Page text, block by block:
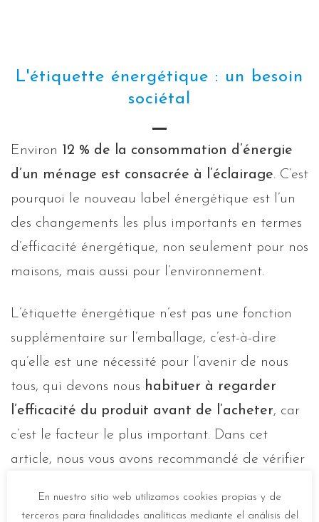
L'étiquette énergétique : un besoin
sociétal
Environ 12 % de la consommation d’énergie
d’un ménage est consacrée à l’éclairage. C’est
pourquoi le nouveau label énergétique est l’un
des changements les plus importants en termes
d’efficacité énergétique, non seulement pour nos
maisons, mais aussi pour l’environnement.
L’étiquette énergétique n’est pas une fonction
supplémentaire sur l’emballage, c’est-à-dire
qu’elle est une nécessité pour l’avenir de nous
tous, qui devons nous habituer à regarder
l’efficacité du produit avant de l’acheter, car
c’est le facteur le plus important. Dans cet
article, nous vous avons recommandé de vérifier
trop, mais de dépenser le montant nécessaire. Il
En nuestro sitio web utilizamos cookies propias y de
terceros para finalidades analíticas mediante el análisis del